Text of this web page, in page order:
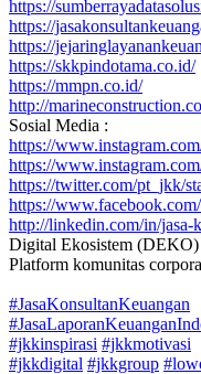
https://
https://
https://
https://skkpindotama.co.id/
https://mmpn.co.id/
http://
Sosial Media :
https://
https://
https://twitter.com/pt_jkk/
https://
http://linkedin.com/in/jasa-
Digital Ekosistem
Platform komunitas
#JasaKonsultanKeuangan
#jkkinspirasi #jkkmotivasi
#jkkdigital #jkkgroup